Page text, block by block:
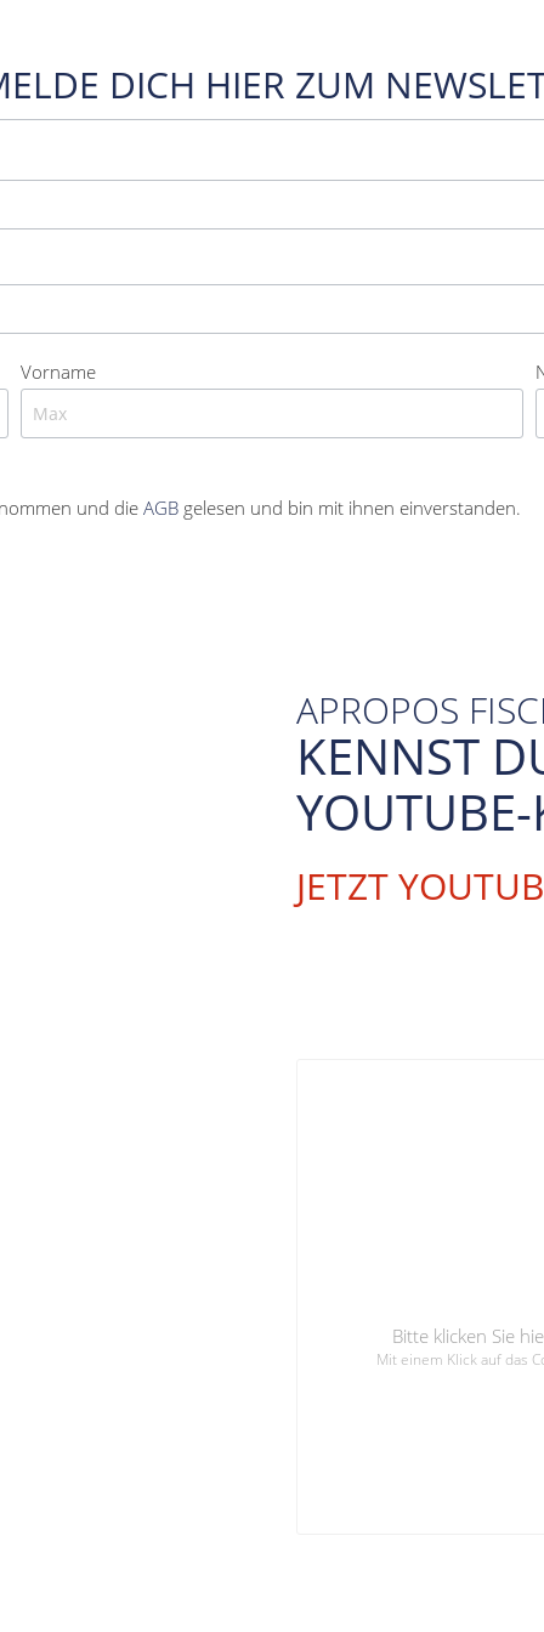
DICH HIER ZUM
Vorname
und dieAGB gelesen und bin mit ihnen einverstanden.
APROPOS
KENNST
JETZT
Bitte klicken Sie
Mit einem Klick auf das